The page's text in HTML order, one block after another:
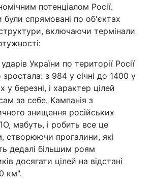
потенціалом Росії.
спрямовані по об'єктах
включаючи термінали
України по території Росії
зростала: з 984 у січні до 1400 у
у березні, і характер цілей
за себе. Кампанія з
знищення російських
мабуть, і робить все це
створюючи прогалини, які
дедалі більшим роям
досягати цілей на відстані
км".